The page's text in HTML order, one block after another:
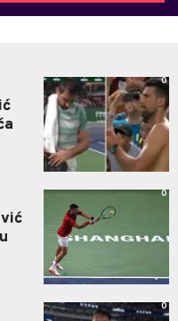
0
0
0